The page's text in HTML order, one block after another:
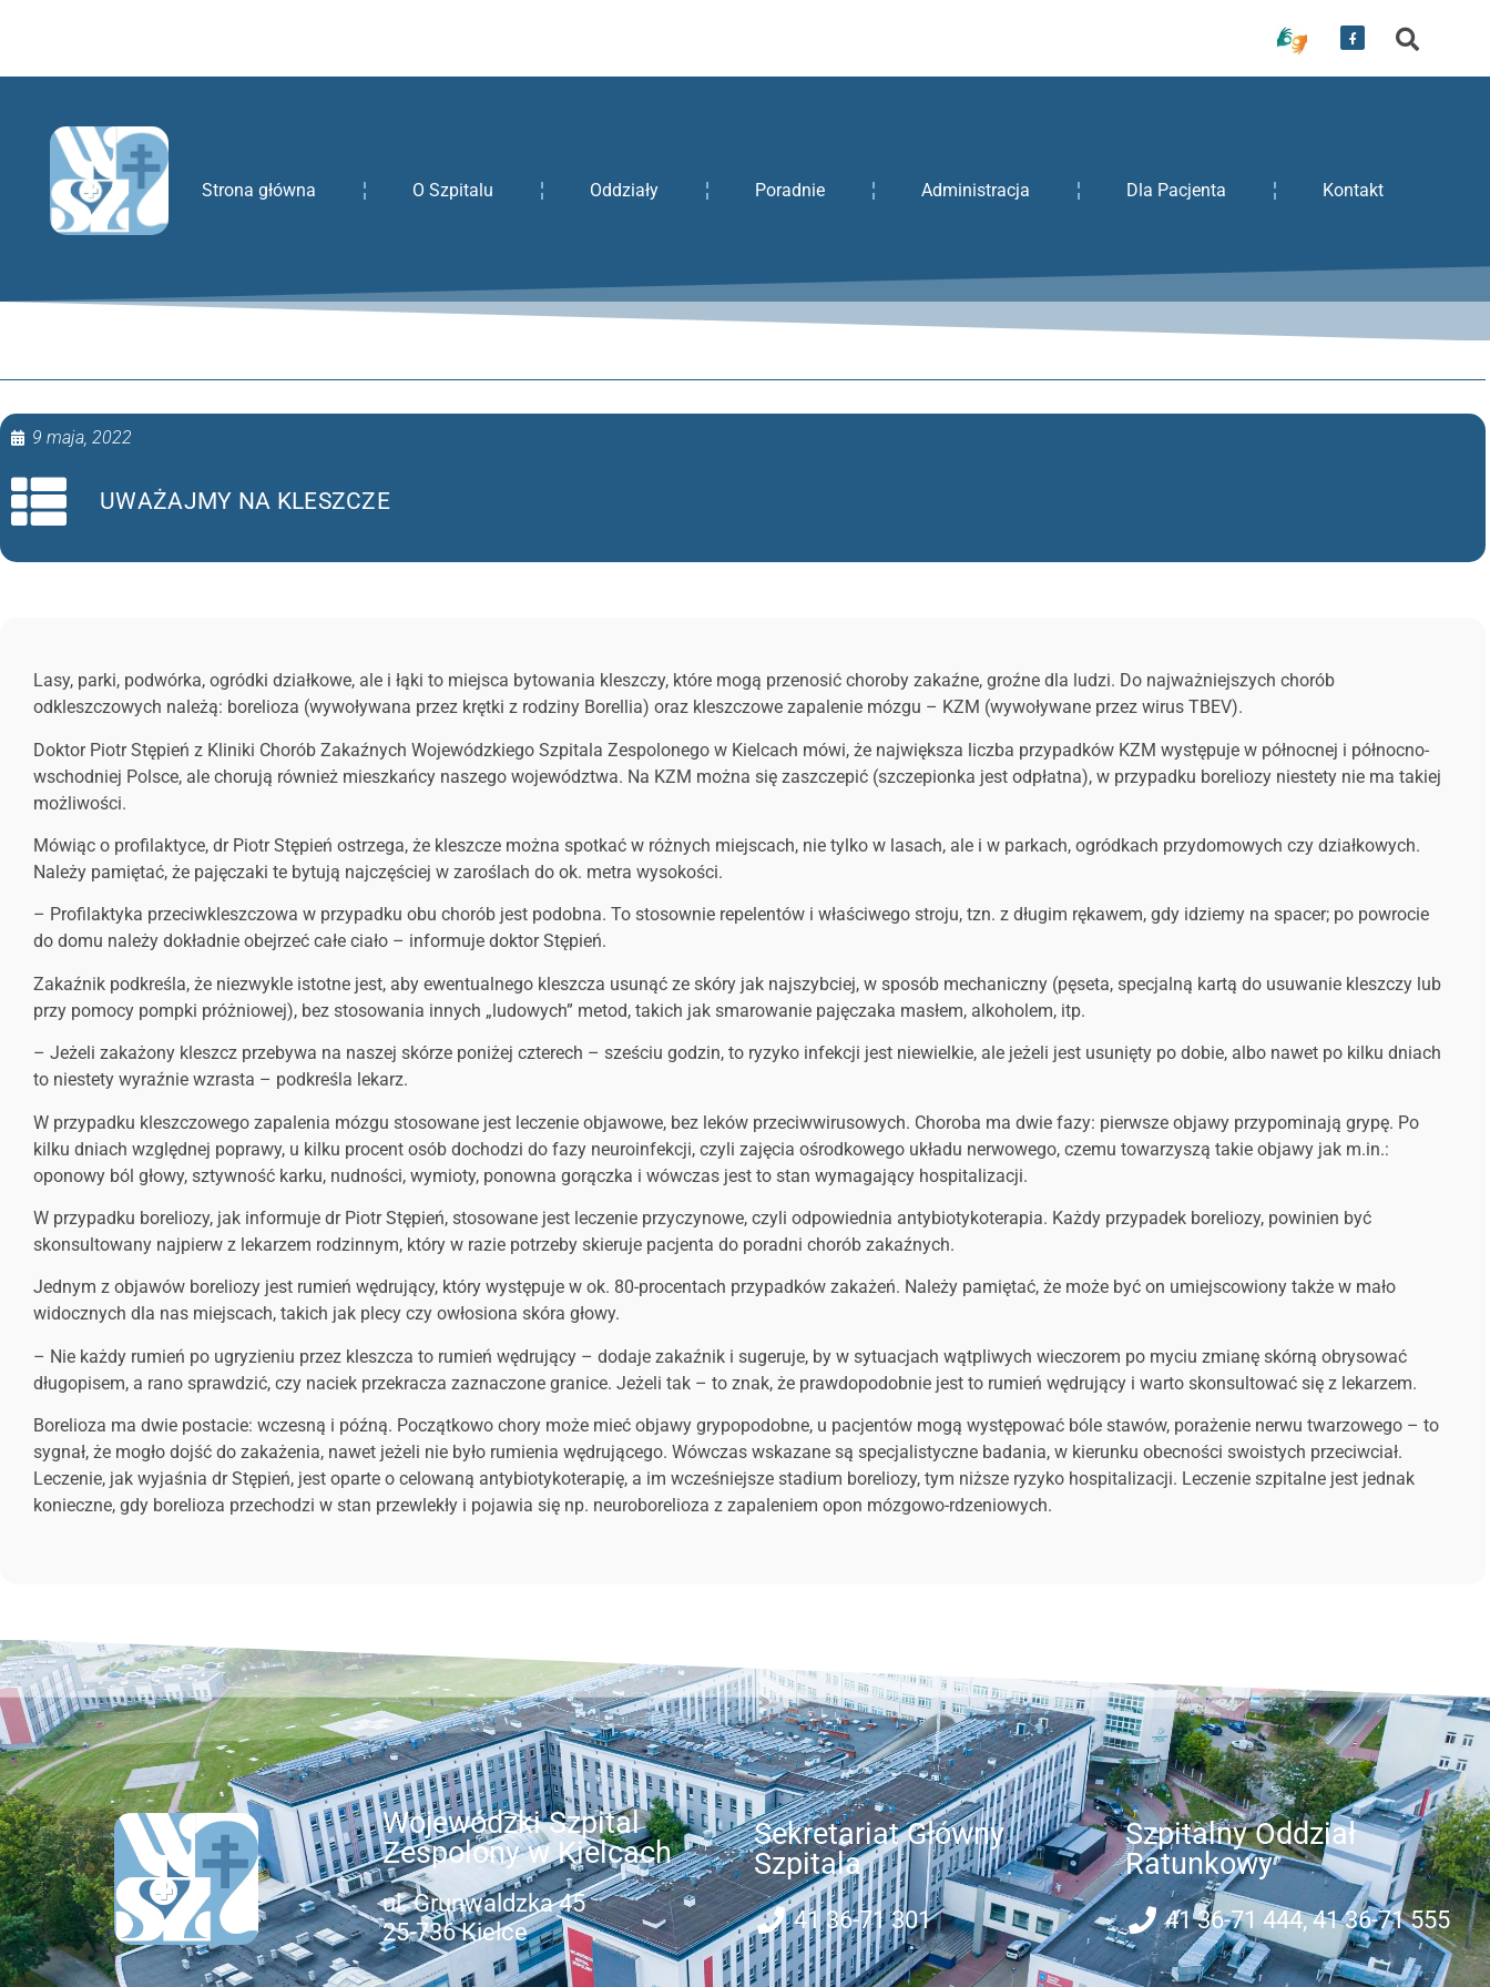
Strona główna O Szpitalu Oddziały Poradnie Administracja Dla Pacjenta Kontakt
9 maja, 2022
UWAŻAJMY NA KLESZCZE
Lasy, parki, podwórka, ogródki działkowe, ale i łąki to miejsca bytowania kleszczy, które mogą przenosić choroby zakaźne, groźne dla ludzi. Do najważniejszych chorób
odkleszczowych należą: borelioza (wywoływana przez krętki z rodziny Borellia) oraz kleszczowe zapalenie mózgu – KZM (wywoływane przez wirus TBEV).
Doktor Piotr Stępień z Kliniki Chorób Zakaźnych Wojewódzkiego Szpitala Zespolonego w Kielcach mówi, że największa liczba przypadków KZM występuje w północnej i północno-
wschodniej Polsce, ale chorują również mieszkańcy naszego województwa. Na KZM można się zaszczepić (szczepionka jest odpłatna), w przypadku boreliozy niestety nie ma takiej
możliwości.
Mówiąc o profilaktyce, dr Piotr Stępień ostrzega, że kleszcze można spotkać w różnych miejscach, nie tylko w lasach, ale i w parkach, ogródkach przydomowych czy działkowych.
Należy pamiętać, że pajęczaki te bytują najczęściej w zaroślach do ok. metra wysokości.
– Profilaktyka przeciwkleszczowa w przypadku obu chorób jest podobna. To stosownie repelentów i właściwego stroju, tzn. z długim rękawem, gdy idziemy na spacer; po powrocie
do domu należy dokładnie obejrzeć całe ciało – informuje doktor Stępień.
Zakaźnik podkreśla, że niezwykle istotne jest, aby ewentualnego kleszcza usunąć ze skóry jak najszybciej, w sposób mechaniczny (pęseta, specjalną kartą do usuwanie kleszczy lub
przy pomocy pompki próżniowej), bez stosowania innych „ludowych” metod, takich jak smarowanie pajęczaka masłem, alkoholem, itp.
– Jeżeli zakażony kleszcz przebywa na naszej skórze poniżej czterech – sześciu godzin, to ryzyko infekcji jest niewielkie, ale jeżeli jest usunięty po dobie, albo nawet po kilku dniach
to niestety wyraźnie wzrasta – podkreśla lekarz.
W przypadku kleszczowego zapalenia mózgu stosowane jest leczenie objawowe, bez leków przeciwwirusowych. Choroba ma dwie fazy: pierwsze objawy przypominają grypę. Po
kilku dniach względnej poprawy, u kilku procent osób dochodzi do fazy neuroinfekcji, czyli zajęcia ośrodkowego układu nerwowego, czemu towarzyszą takie objawy jak m.in.:
oponowy ból głowy, sztywność karku, nudności, wymioty, ponowna gorączka i wówczas jest to stan wymagający hospitalizacji.
W przypadku boreliozy, jak informuje dr Piotr Stępień, stosowane jest leczenie przyczynowe, czyli odpowiednia antybiotykoterapia. Każdy przypadek boreliozy, powinien być
skonsultowany najpierw z lekarzem rodzinnym, który w razie potrzeby skieruje pacjenta do poradni chorób zakaźnych.
Jednym z objawów boreliozy jest rumień wędrujący, który występuje w ok. 80-procentach przypadków zakażeń. Należy pamiętać, że może być on umiejscowiony także w mało
widocznych dla nas miejscach, takich jak plecy czy owłosiona skóra głowy.
– Nie każdy rumień po ugryzieniu przez kleszcza to rumień wędrujący – dodaje zakaźnik i sugeruje, by w sytuacjach wątpliwych wieczorem po myciu zmianę skórną obrysować
długopisem, a rano sprawdzić, czy naciek przekracza zaznaczone granice. Jeżeli tak – to znak, że prawdopodobnie jest to rumień wędrujący i warto skonsultować się z lekarzem.
Borelioza ma dwie postacie: wczesną i późną. Początkowo chory może mieć objawy grypopodobne, u pacjentów mogą występować bóle stawów, porażenie nerwu twarzowego – to
sygnał, że mogło dojść do zakażenia, nawet jeżeli nie było rumienia wędrującego. Wówczas wskazane są specjalistyczne badania, w kierunku obecności swoistych przeciwciał.
Leczenie, jak wyjaśnia dr Stępień, jest oparte o celowaną antybiotykoterapię, a im wcześniejsze stadium boreliozy, tym niższe ryzyko hospitalizacji. Leczenie szpitalne jest jednak
konieczne, gdy borelioza przechodzi w stan przewlekły i pojawia się np. neuroborelioza z zapaleniem opon mózgowo-rdzeniowych.
Wojewódzki Szpital
Zespolony w Kielcach
ul. Grunwaldzka 45
25-736 Kielce
Sekretariat Główny
Szpitala
41 36-71 301
Szpitalny Oddział
Ratunkowy
41 36-71 444, 41 36-71 555